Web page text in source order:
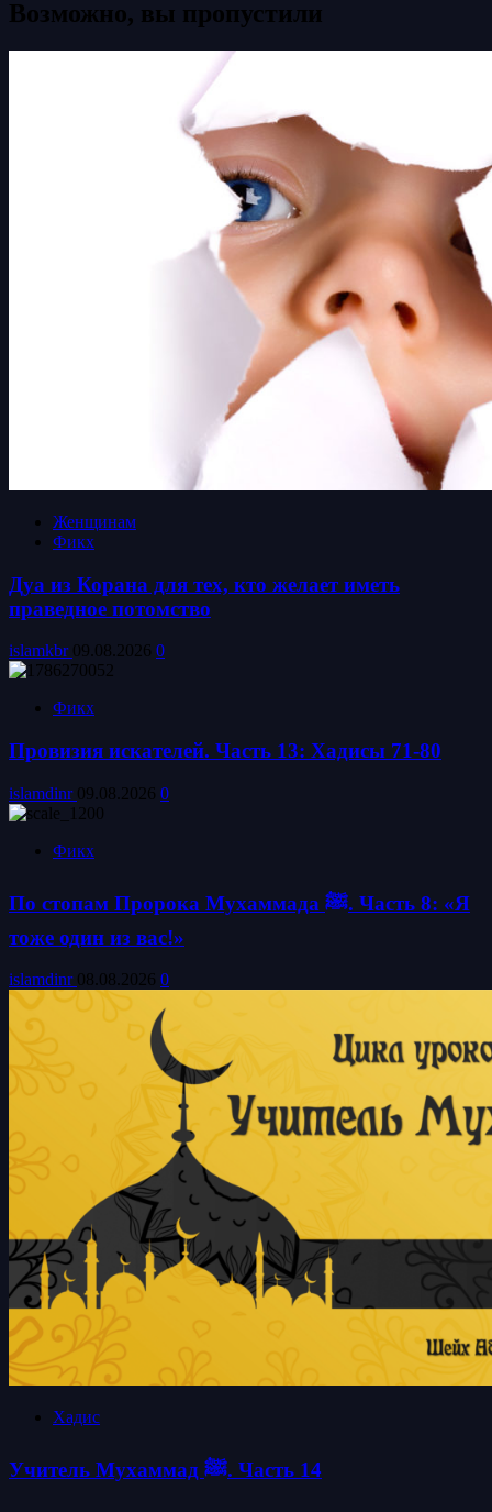
Возможно, вы пропустили
Женщинам
Фикх
Дуа из Корана для тех, кто желает иметь
праведное потомство
islamkbr 09.08.2026 0
Фикх
Провизия искателей. Часть 13: Хадисы 71-80
islamdinr 09.08.2026 0
Фикх
По стопам Пророка Мухаммада ﷺ. Часть 8: «Я
тоже один из вас!»
islamdinr 08.08.2026 0
Хадис
Учитель Мухаммад ﷺ. Часть 14